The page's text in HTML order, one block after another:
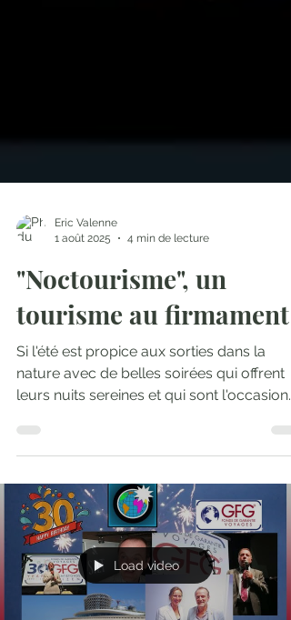
1 août 2025
4 min de lecture
"Noctourisme", un
tourisme au firmament
Si l'été est propice aux sorties dans la
leurs nuits sereines et qui sont l'occasion
d'assister...
Load video